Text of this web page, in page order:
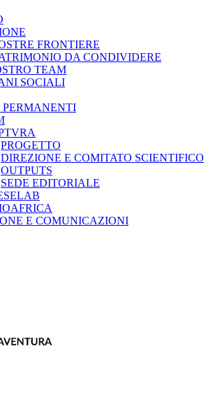
FRONTIERE
DA CONDIVIDERE
TEAM
SOCIALI
PERMANENTI
PROGETTO
DIREZIONE E COMITATO SCIENTIFICO
OUTPUTS
SEDE EDITORIALE
E COMUNICAZIONI